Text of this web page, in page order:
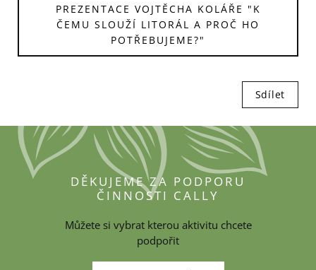
PREZENTACE VOJTĚCHA KOLÁŘE "K
ČEMU SLOUŽÍ LITORÁL A PROČ HO
POTŘEBUJEME?"
Sdílet
DĚKUJEME ZA PODPORU
ČINNOSTI CALLY
Můžete si vybrat kterou aktivitu chcete
podpořit